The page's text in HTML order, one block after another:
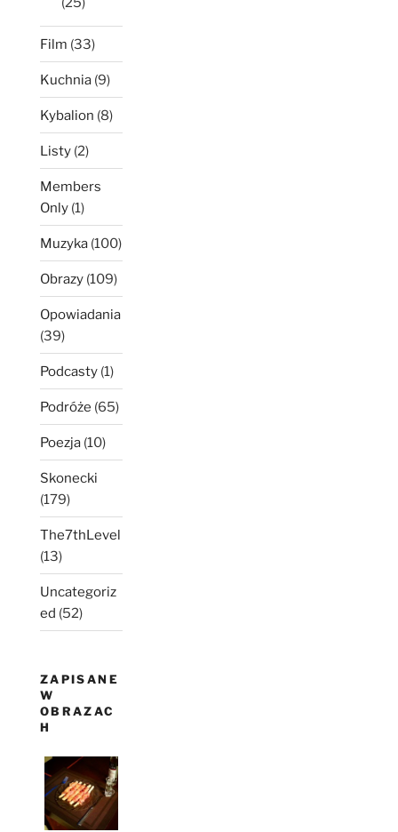
Film (33)
Kuchnia (9)
Kybalion (8)
Listy (2)
Members
Only (1)
Muzyka (100)
Obrazy (109)
Opowiadania
(39)
Podcasty (1)
Podróże (65)
Poezja (10)
Skonecki
(179)
The7thLevel
(13)
Uncategoriz
ed (52)
ZAPISANE
W
OBRAZAC
H